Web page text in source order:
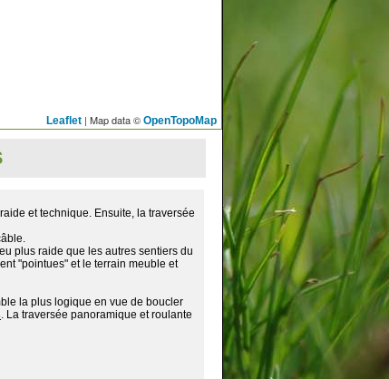
Leaflet | Map data © OpenTopoMap
et technique. Ensuite, la traversée
plus raide que les autres sentiers du
"pointues" et le terrain meuble et
la plus logique en vue de boucler
. La traversée panoramique et roulante